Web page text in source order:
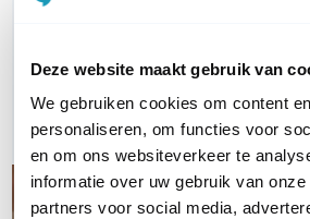
Deze website maakt gebruik van
We gebruiken cookies om content
personaliseren, om functies voor
en om ons websiteverkeer te
informatie over uw gebruik van
partners voor social media,
Bel ons